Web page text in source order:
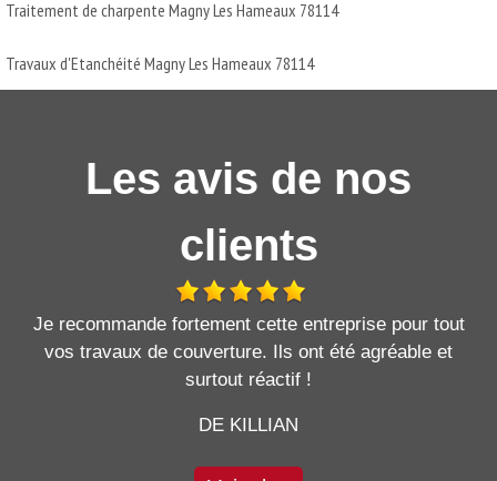
Traitement de charpente Magny Les Hameaux 78114
Travaux d'Etanchéité Magny Les Hameaux 78114
Les avis de nos
clients
Je recommande fortement cette entreprise pour tout
vos travaux de couverture. Ils ont été agréable et
surtout réactif !
DE KILLIAN